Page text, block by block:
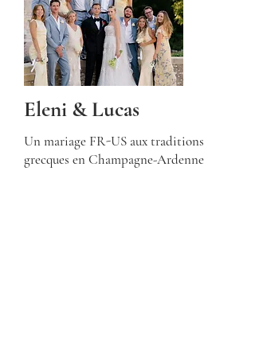
Eleni & Lucas
Un mariage FR-US aux traditions
grecques en Champagne-Ardenne